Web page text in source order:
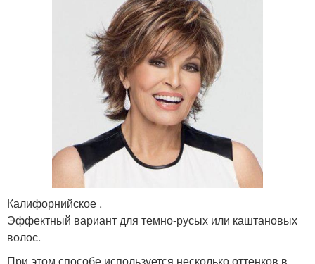
Калифорнийское .
Эффектный вариант для темно-русых или каштановых
волос.